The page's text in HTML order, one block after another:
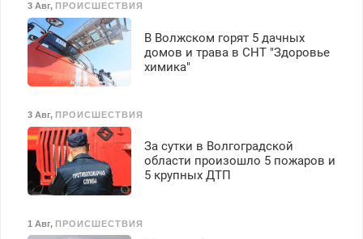
3 Авг, ПРОИСШЕСТВИЯ
В Волжском горят 5 дачных
домов и трава в СНТ "Здоровье
химика"
3 Авг, ПРОИСШЕСТВИЯ
За сутки в Волгоградской
области произошло 5 пожаров и
5 крупных ДТП
1 Авг, ПРОИСШЕСТВИЯ